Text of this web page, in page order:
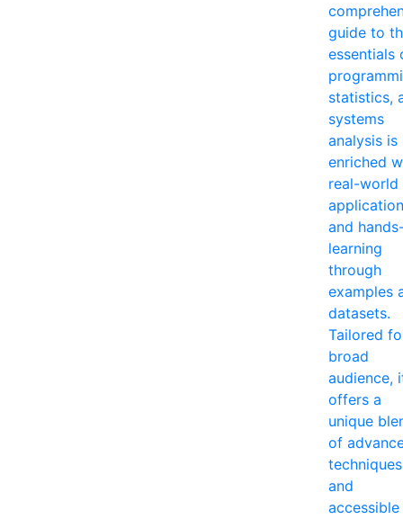
guide to
essentials
statistics,
systems
analysis is
enriched
real-world
and
learning
through
examples
datasets.
Tailored
broad
audience,
offers a
unique
of
techniques
and
accessible